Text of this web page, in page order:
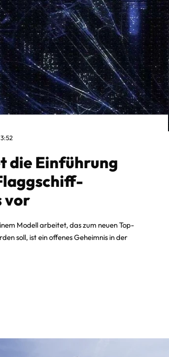
die Einführung
vor
Modell arbeitet, das zum neuen Top-
soll, ist ein offenes Geheimnis in der